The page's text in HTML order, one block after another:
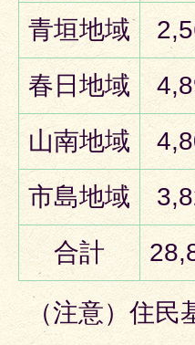
青垣地域
春日地域
山南地域
市島地域
合計
（注意）住民